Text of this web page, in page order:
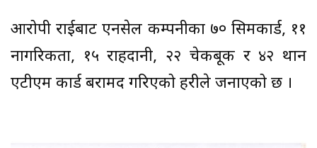
आरोपी राईबाट एनसेल कम्पनीका ७० सिमकार्ड, ११
नागरिकता, १५ राहदानी, २२ चेकबूक र ४२ थान
एटीएम कार्ड बरामद गरिएको प्रहरीले जनाएको छ ।